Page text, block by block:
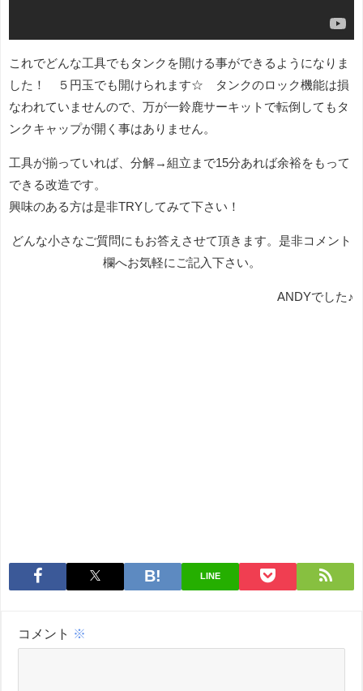
これでどんな工具でもタンクを開ける事ができるようになりま
した！ ５円玉でも開けられます☆ タンクのロック機能は損
なわれていませんので、万が一鈴鹿サーキットで転倒してもタ
ンクキャップが開く事はありません。
工具が揃っていれば、分解→組立まで15分あれば余裕をもって
できる改造です。
興味のある方は是非TRYしてみて下さい！
どんな小さなご質問にもお答えさせて頂きます。是非コメント
欄へお気軽にご記入下さい。
ANDYでした♪
LINE
コメント ※